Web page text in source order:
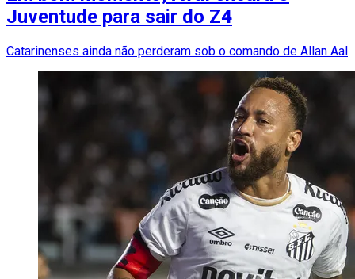
Juventude para sair do Z4
Catarinenses ainda não perderam sob o comando de Allan Aal